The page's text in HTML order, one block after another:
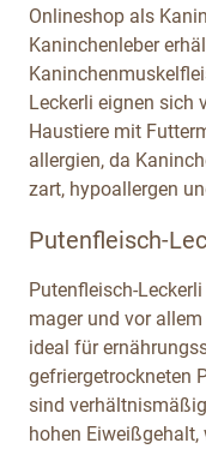
Onlineshop als
Kaninchenleber
Leckerli eignen sich
Haustiere mit
allergien, da
zart, hypoallergen
Putenfleisch-
Putenfleisch-
mager und vor
ideal für
gefriergetrockneten
sind
hohen